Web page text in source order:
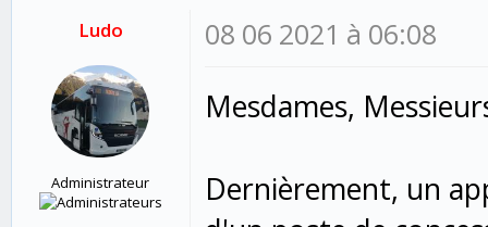
Ludo
Administrateur
08 06 2021 à 06:08
Mesdames,
Dernièrement, un